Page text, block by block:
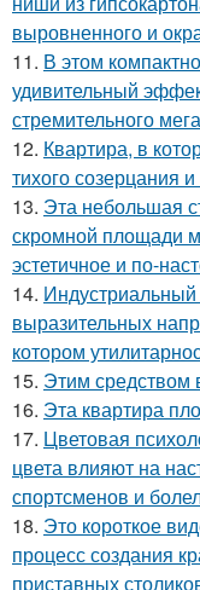
выровненного и
11. В этом
удивительный
стремительного
12. Квартира, в
тихого созерцания
13. Эта небольшая
скромной площади
эстетичное и по-
14.
выразительных
котором
15. Этим средством
16. Эта квартира
17. Цветовая
цвета влияют на
спортсменов и
18. Это короткое
процесс создания
приставных